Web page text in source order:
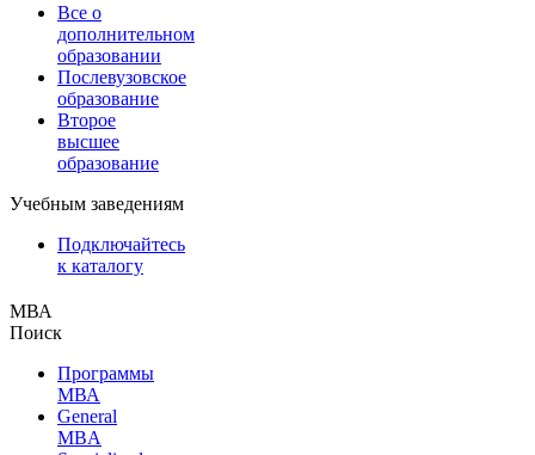
Все о
дополнительном
образовании
Послевузовское
образование
Второе
высшее
образование
Учебным заведениям
Подключайтесь
к каталогу
МВА
Поиск
Программы
МВА
General
MBA